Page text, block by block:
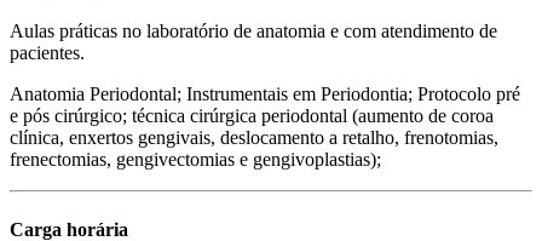
Aulas práticas no laboratório de anatomia e com atendimento de
pacientes.
Anatomia Periodontal; Instrumentais em Periodontia; Protocolo pré
e pós cirúrgico; técnica cirúrgica periodontal (aumento de coroa
clínica, enxertos gengivais, deslocamento a retalho, frenotomias,
frenectomias, gengivectomias e gengivoplastias);
Carga horária